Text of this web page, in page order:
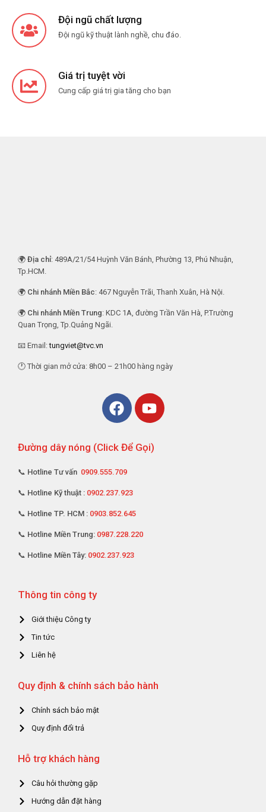
Đội ngũ chất lượng
Đội ngũ kỹ thuật lành nghề, chu đáo.
Giá trị tuyệt vời
Cung cấp giá trị gia tăng cho bạn
🌍 Địa chỉ: 489A/21/54 Huỳnh Văn Bánh, Phường 13, Phú Nhuận,
Tp.HCM.
🌍 Chi nhánh Miền Bắc: 467 Nguyễn Trãi, Thanh Xuân, Hà Nội.
🌍 Chi nhánh Miền Trung: KDC 1A, đường Trần Văn Hà, P.Trường
Quan Trọng, Tp.Quảng Ngãi.
📧 Email:tungviet@tvc.vn
🕐 Thời gian mở cửa: 8h00 – 21h00 hàng ngày
Đường dây nóng (Click Để Gọi)
📞 Hotline Tư vấn 0909.555.709
📞 Hotline Kỹ thuật : 0902.237.923
📞 Hotline TP. HCM : 0903.852.645
📞 Hotline Miền Trung: 0987.228.220
📞 Hotline Miền Tây: 0902.237.923
Thông tin công ty
Giới thiệu Công ty
Tin tức
Liên hệ
Quy định & chính sách bảo hành
Chính sách bảo mật
Quy định đổi trả
Hỗ trợ khách hàng
Câu hỏi thường gặp
Hướng dẫn đặt hàng